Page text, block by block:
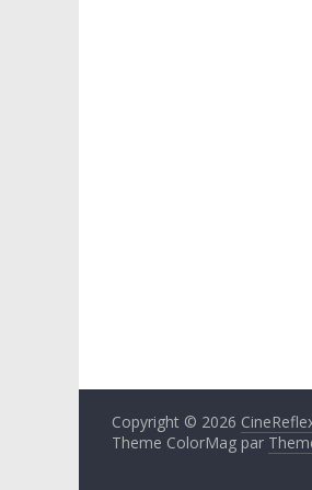
Copyright © 2026
Theme ColorMag par